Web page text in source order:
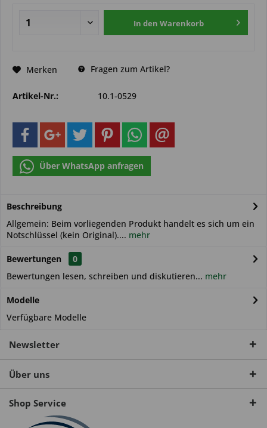
In den Warenkorb
Merken Fragen zum Artikel?
Artikel-Nr.: 10.1-0529
Über WhatsApp anfragen
Beschreibung
Allgemein: Beim vorliegenden Produkt handelt es sich um ein
Notschlüssel (kein Original).... mehr
Bewertungen
0
Bewertungen lesen, schreiben und diskutieren... mehr
Modelle
Verfügbare Modelle
Newsletter
Über uns
Shop Service